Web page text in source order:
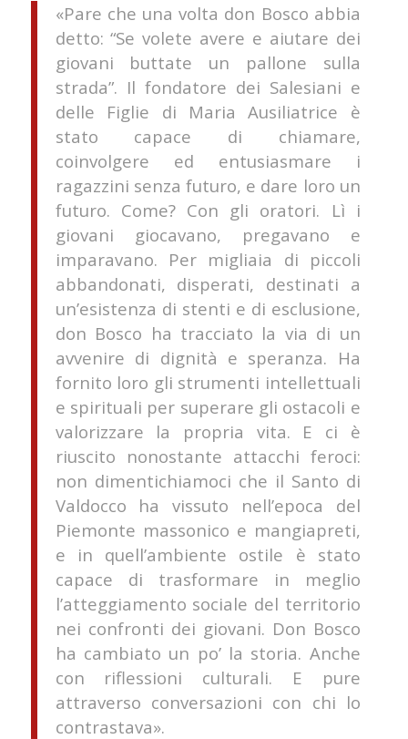
«Pare che una volta don Bosco abbia
detto: “Se volete avere e aiutare dei
giovani buttate un pallone sulla
strada”. Il fondatore dei Salesiani e
delle Figlie di Maria Ausiliatrice è
stato capace di chiamare,
coinvolgere ed entusiasmare i
ragazzini senza futuro, e dare loro un
futuro. Come? Con gli oratori. Lì i
giovani giocavano, pregavano e
imparavano. Per migliaia di piccoli
abbandonati, disperati, destinati a
un’esistenza di stenti e di esclusione,
don Bosco ha tracciato la via di un
avvenire di dignità e speranza. Ha
fornito loro gli strumenti intellettuali
e spirituali per superare gli ostacoli e
valorizzare la propria vita. E ci è
riuscito nonostante attacchi feroci:
non dimentichiamoci che il Santo di
Valdocco ha vissuto nell’epoca del
Piemonte massonico e mangiapreti,
e in quell’ambiente ostile è stato
capace di trasformare in meglio
l’atteggiamento sociale del territorio
nei confronti dei giovani. Don Bosco
ha cambiato un po’ la storia. Anche
con riflessioni culturali. E pure
attraverso conversazioni con chi lo
contrastava».